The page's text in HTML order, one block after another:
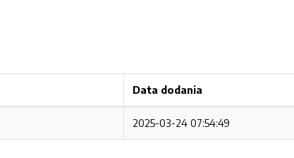
Data dodania
2025-03-24 07:54:49